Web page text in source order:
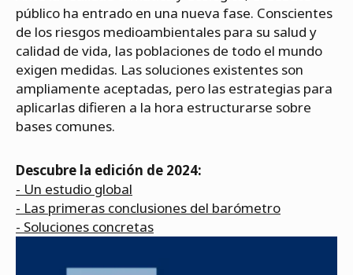
público ha entrado en una nueva fase. Conscientes
de los riesgos medioambientales para su salud y
calidad de vida, las poblaciones de todo el mundo
exigen medidas. Las soluciones existentes son
ampliamente aceptadas, pero las estrategias para
aplicarlas difieren a la hora estructurarse sobre
bases comunes.
Descubre la edición de 2024:
- Un estudio global
- Las primeras conclusiones del barómetro
- Soluciones concretas